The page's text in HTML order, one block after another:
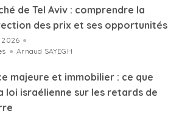
de Tel Aviv : comprendre la
des prix et ses opportunités
2026 ●
● Arnaud SAYEGH
majeure et immobilier : ce que
loi israélienne sur les retards de